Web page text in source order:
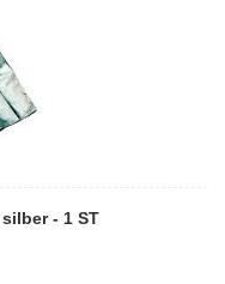
- 1 ST